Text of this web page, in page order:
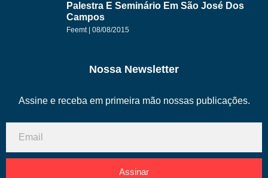
Palestra E Seminário Em São José Dos
Campos
Feemt 08/08/2015
Nossa Newsletter
Assine e receba em primeira mão nossas publicações.
Assinar